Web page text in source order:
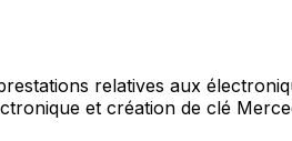
relatives aux
et création de clé